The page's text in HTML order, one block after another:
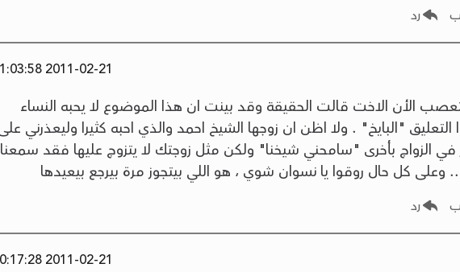
رد
2011-02-21 11:03:58
التعصب الأن الاخت قالت الحقيقة وقد بينت ان هذا الموضوع لا يحبه النساء
"البايخ" . ولا اظن ان زوجها الشيخ احمد والذي احبه كثيرا وليعذرني
الزواج بأخرى "سامحني شيخنا" ولكن مثل زوجتك لا يتزوج عليها فقد سمعنا
وعلى كل حال روقوا يا نسوان شوي ، هو اللي بيتجوز مرة بيرجع بيعيدها
رد
2011-02-21 10:17:28